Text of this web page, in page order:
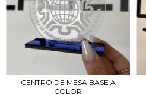
CENTRO DE MESA BASE A
COLOR